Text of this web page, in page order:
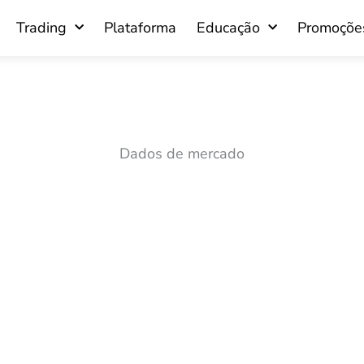
Trading Plataforma Educação
Dados de mercado